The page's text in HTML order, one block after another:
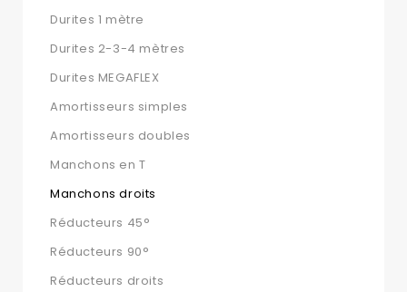
Durites 1 mètre
Durites 2-3-4 mètres
Durites MEGAFLEX
Amortisseurs simples
Amortisseurs doubles
Manchons en T
Manchons droits
Réducteurs 45°
Réducteurs 90°
Réducteurs droits